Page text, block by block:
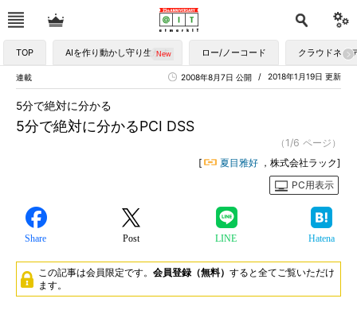
TOP AIを作り動かし守り生かす ロー/ノーコード クラウドネイ
連載 2018年1月19日 更新
2008年8月7日 公開
5分で絶対に分かるPCI DSS
5分で絶対に分かる
（1/6 ページ）
[
夏目雅好 ，株式会社ラック]
PC用表示
Share Post LINE Hatena
この記事は会員限定です。 会員登録（無料） すると全てご覧いただけ
ます。